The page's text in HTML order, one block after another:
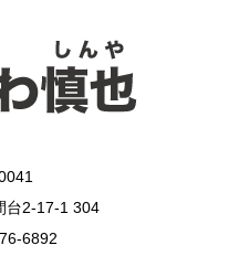
台2-17-1 304
6892